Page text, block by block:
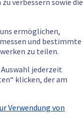
verbessern sowie die
ermöglichen,
und bestimmte
zu teilen.
jederzeit
klicken, der am
Verwendung von